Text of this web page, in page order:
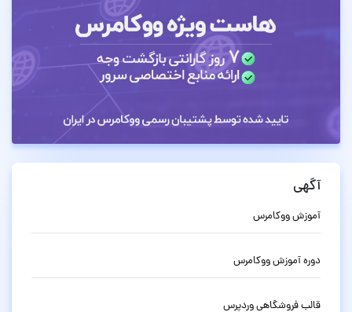
آگهی
آموزش ووکامرس
دوره آموزش ووکامرس
قالب فروشگاهی وردپرس